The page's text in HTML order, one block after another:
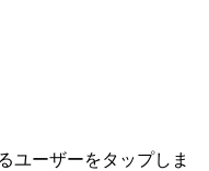
ユーザーをタップしま